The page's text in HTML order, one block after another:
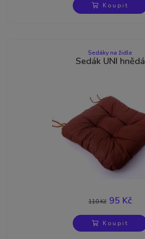
Koupit
Sedáky na židle
Sedák UNI hnědá
110 Kč 95 Kč
Koupit